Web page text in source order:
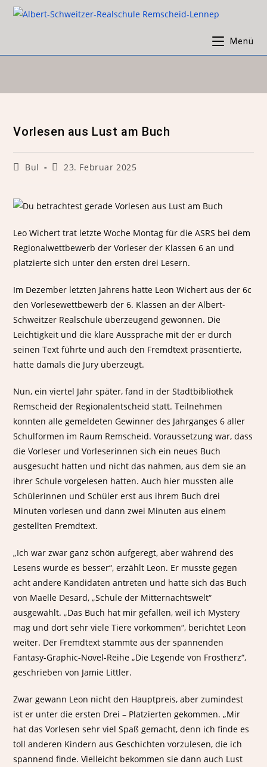
Menü
Vorlesen aus Lust am Buch
Bul 23. Februar 2025
Leo Wichert trat letzte Woche Montag für die ASRS bei dem
Regionalwettbewerb der Vorleser der Klassen 6 an und
platzierte sich unter den ersten drei Lesern.
Im Dezember letzten Jahrens hatte Leon Wichert aus der 6c
den Vorlesewettbewerb der 6. Klassen an der Albert-
Schweitzer Realschule überzeugend gewonnen. Die
Leichtigkeit und die klare Aussprache mit der er durch
seinen Text führte und auch den Fremdtext präsentierte,
hatte damals die Jury überzeugt.
Nun, ein viertel Jahr später, fand in der Stadtbibliothek
Remscheid der Regionalentscheid statt. Teilnehmen
konnten alle gemeldeten Gewinner des Jahrganges 6 aller
Schulformen im Raum Remscheid. Voraussetzung war, dass
die Vorleser und Vorleserinnen sich ein neues Buch
ausgesucht hatten und nicht das nahmen, aus dem sie an
ihrer Schule vorgelesen hatten. Auch hier mussten alle
Schülerinnen und Schüler erst aus ihrem Buch drei
Minuten vorlesen und dann zwei Minuten aus einem
gestellten Fremdtext.
„Ich war zwar ganz schön aufgeregt, aber während des
Lesens wurde es besser“, erzählt Leon. Er musste gegen
acht andere Kandidaten antreten und hatte sich das Buch
von Maelle Desard, „Schule der Mitternachtswelt“
ausgewählt. „Das Buch hat mir gefallen, weil ich Mystery
mag und dort sehr viele Tiere vorkommen“, berichtet Leon
weiter. Der Fremdtext stammte aus der spannenden
Fantasy-Graphic-Novel-Reihe „Die Legende von Frostherz“,
geschrieben von Jamie Littler.
Zwar gewann Leon nicht den Hauptpreis, aber zumindest
ist er unter die ersten Drei – Platzierten gekommen. „Mir
hat das Vorlesen sehr viel Spaß gemacht, denn ich finde es
toll anderen Kindern aus Geschichten vorzulesen, die ich
spannend finde. Vielleicht bekommen sie dann auch Lust